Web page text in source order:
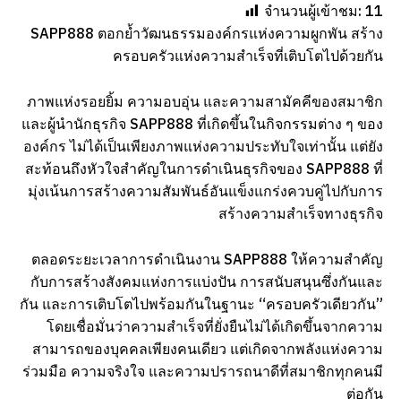
จำนวนผู้เข้าชม: 11
SAPP888 ตอกย้ำวัฒนธรรมองค์กรแห่งความผูกพัน สร้าง
ครอบครัวแห่งความสำเร็จที่เติบโตไปด้วยกัน
ภาพแห่งรอยยิ้ม ความอบอุ่น และความสามัคคีของสมาชิก
และผู้นำนักธุรกิจ SAPP888 ที่เกิดขึ้นในกิจกรรมต่าง ๆ ของ
องค์กร ไม่ได้เป็นเพียงภาพแห่งความประทับใจเท่านั้น แต่ยัง
สะท้อนถึงหัวใจสำคัญในการดำเนินธุรกิจของ SAPP888 ที่
มุ่งเน้นการสร้างความสัมพันธ์อันแข็งแกร่งควบคู่ไปกับการ
สร้างความสำเร็จทางธุรกิจ
ตลอดระยะเวลาการดำเนินงาน SAPP888 ให้ความสำคัญ
กับการสร้างสังคมแห่งการแบ่งปัน การสนับสนุนซึ่งกันและ
กัน และการเติบโตไปพร้อมกันในฐานะ “ครอบครัวเดียวกัน”
โดยเชื่อมั่นว่าความสำเร็จที่ยั่งยืนไม่ได้เกิดขึ้นจากความ
สามารถของบุคคลเพียงคนเดียว แต่เกิดจากพลังแห่งความ
ร่วมมือ ความจริงใจ และความปรารถนาดีที่สมาชิกทุกคนมี
ต่อกัน